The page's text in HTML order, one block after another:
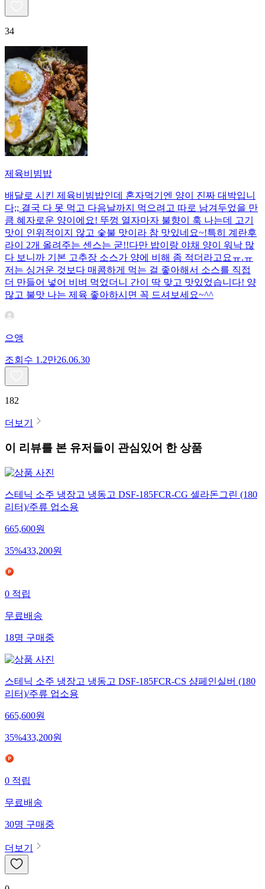
34
제육비빔밥
배달로 시킨 제육비빔밥인데 혼자먹기엔 양이 진짜 대박입니
다;; 결국 다 못 먹고 다음날까지 먹으려고 따로 남겨두었을 만
큼 혜자로운 양이에요! 뚜껑 열자마자 불향이 훅 나는데 고기
맛이 인위적이지 않고 숯불 맛이라 참 맛있네요~!특히 계란후
라이 2개 올려주는 센스는 굳!! ​다만 밥이랑 야채 양이 워낙 많
다 보니까 기본 고추장 소스가 양에 비해 좀 적더라고요ㅠ.ㅠ
저는 싱거운 것보다 매콤하게 먹는 걸 좋아해서 소스를 직접
더 만들어 넣어 비벼 먹었더니 간이 딱 맞고 맛있었습니다! 양
많고 불맛 나는 제육 좋아하시면 꼭 드셔보세요~^^
으앵
조회수 1.2만26.06.30
182
더보기
이 리뷰를 본 유저들이 관심있어 한 상품
스테닉 소주 냉장고 냉동고 DSF-185FCR-CG 셀라돈그린 (180
리터)/주류 업소용
665,600원
35%433,200원
0 적립
무료배송
18명 구매중
스테닉 소주 냉장고 냉동고 DSF-185FCR-CS 샴페인실버 (180
리터)/주류 업소용
665,600원
35%433,200원
0 적립
무료배송
30명 구매중
더보기